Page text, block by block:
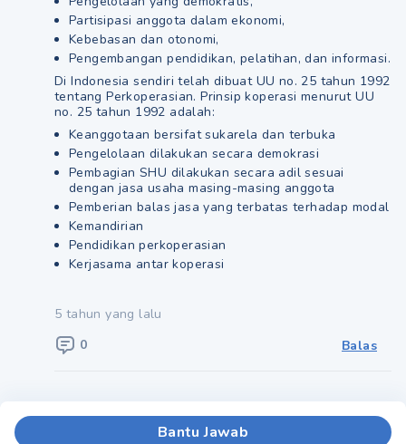
Partisipasi anggota dalam ekonomi,
Kebebasan dan otonomi,
Pengembangan pendidikan, pelatihan, dan informasi.
Di Indonesia sendiri telah dibuat UU no. 25 tahun 1992
tentang Perkoperasian. Prinsip koperasi menurut UU
no. 25 tahun 1992 adalah:
Keanggotaan bersifat sukarela dan terbuka
Pengelolaan dilakukan secara demokrasi
Pembagian SHU dilakukan secara adil sesuai
dengan jasa usaha masing-masing anggota
Pemberian balas jasa yang terbatas terhadap modal
Kemandirian
Pendidikan perkoperasian
Kerjasama antar koperasi
5 tahun yang lalu
0
Balas
Bantu Jawab